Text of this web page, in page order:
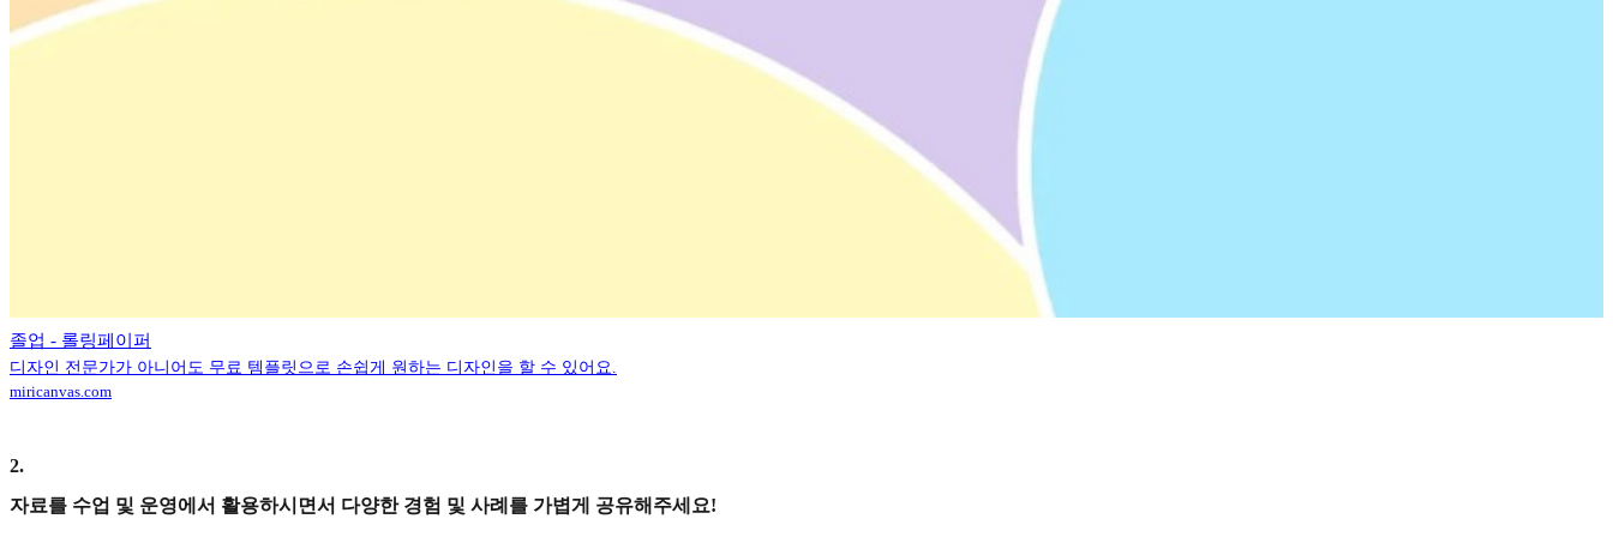
졸업 - 롤링페이퍼
디자인 전문가가 아니어도 무료 템플릿으로 손쉽게 원하는 디자인을 할 수 있어요.
miricanvas.com
2.
자료를 수업 및 운영에서 활용하시면서 다양한 경험 및 사례를 가볍게 공유해주세요!